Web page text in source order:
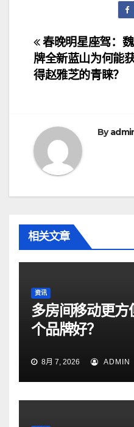
文
章
航
春晚明星座驾：魏
牌全新蓝山为何能
得赵雅芝的青睐？
By
相关文章
资讯
多房间移动更方
个品牌好？
8月 7, 2026 ADMIN